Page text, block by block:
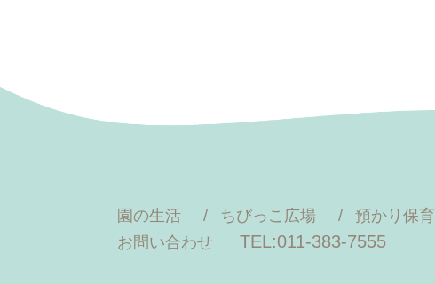
園の生活 ちびっこ広場 預かり保育
お問い合わせ
TEL:011-383-7555